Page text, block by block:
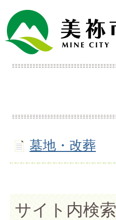
墓地・改葬
サイト内検索